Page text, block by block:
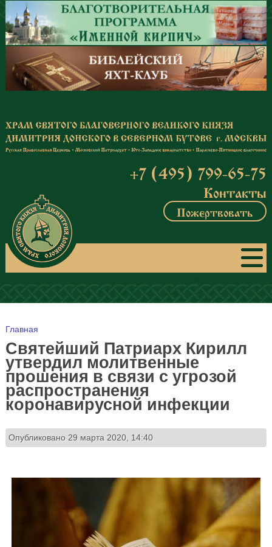
Перейти к основному содержанию
+7 (495) 799-65-75
Контакты
Пожертвовать
Вы здесь
Главная
Святейший Патриарх Кирилл
утвердил молитвенные
прошения в связи с угрозой
распространения
коронавирусной инфекции
Опубликовано 29 марта 2020, 14:40